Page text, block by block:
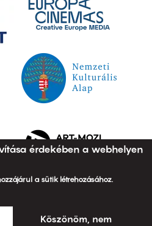
érdekében a webhelyen
a sütik létrehozásához.
Köszönöm, nem